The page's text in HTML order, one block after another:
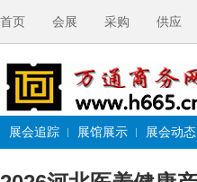
首页 会展 采购 供应
展会追踪 展馆展示 展会动态